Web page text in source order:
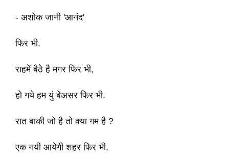
- अशोक जानी 'आनंद'
फिर भी.
राहमें बैठे है मगर फिर भी,
हो गये हम युं बेअसर फिर भी.
रात बाकी जो है तो क्या गम है ?
एक नयी आयेगी शहर फिर भी.